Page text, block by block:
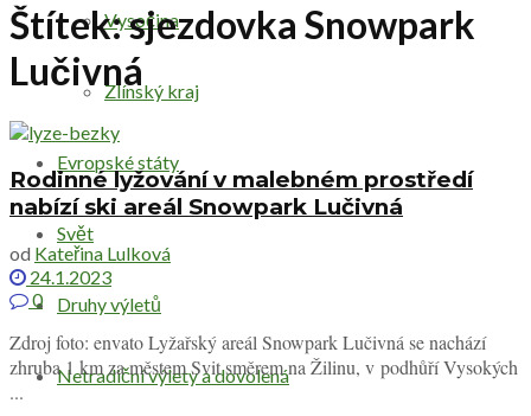
Vysočina
Zlínský kraj
Evropské státy
Svět
Druhy výletů
Netradiční výlety a dovolená
Štítek:sjezdovka Snowpark
Lučivná
Rodinné lyžování v malebném prostředí
nabízí ski areál Snowpark Lučivná
od Kateřina Lulková
24.1.2023
0
Zdroj foto: envato Lyžařský areál Snowpark Lučivná se nachází
zhruba 1 km za městem Svit směrem na Žilinu, v podhůří Vysokých
...